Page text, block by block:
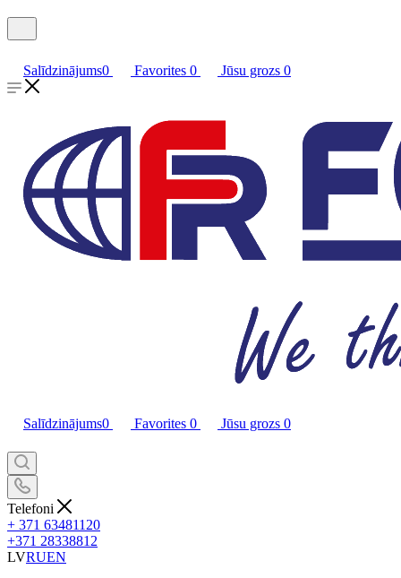
Salīdzinājums0 Favorites 0 Jūsu grozs 0
Salīdzinājums0 Favorites 0 Jūsu grozs 0
Telefoni
+ 371 63481120
+371 28338812
LVRUEN